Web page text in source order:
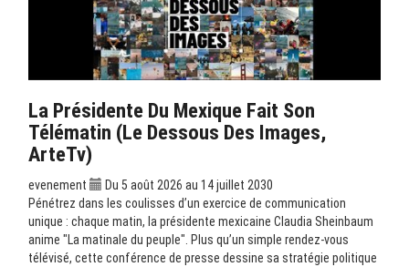
La Présidente Du Mexique Fait Son
Télématin (Le Dessous Des Images,
ArteTv)
evenement
Du 5 août 2026 au 14 juillet 2030
Pénétrez dans les coulisses d’un exercice de communication
unique : chaque matin, la présidente mexicaine Claudia Sheinbaum
anime "La matinale du peuple". Plus qu’un simple rendez-vous
télévisé, cette conférence de presse dessine sa stratégie politique